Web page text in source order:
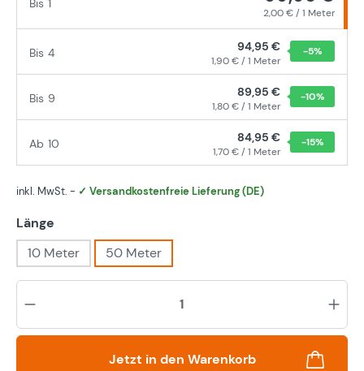
Bis 1
2,00 € / 1 Meter
Bis 4 94,95 €
1,90 € / 1 Meter
-5%
Bis 9 89,95 €
1,80 € / 1 Meter
-10%
Ab 10 84,95 €
1,70 € / 1 Meter
-15%
inkl. MwSt. - ✓ Versandkostenfreie Lieferung (DE)
Länge
10 Meter
50 Meter
Jetzt in den Warenkorb